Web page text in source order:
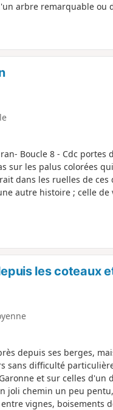
arbre remarquable ou
Boucle 8 - Cdc portes
sur les palus colorées
dans les ruelles de ces
autre histoire ; celle
les coteaux
depuis ses berges,
sans difficulté
et sur celles d'un
joli chemin un peu
vignes, boisements